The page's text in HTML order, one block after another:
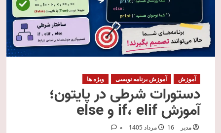
آموزش آموزش برنامه نویسی ویژه ها
دستورات شرطی در پایتون؛
آموزش if، elif و else
مدیر 16 مرداد 1405 0